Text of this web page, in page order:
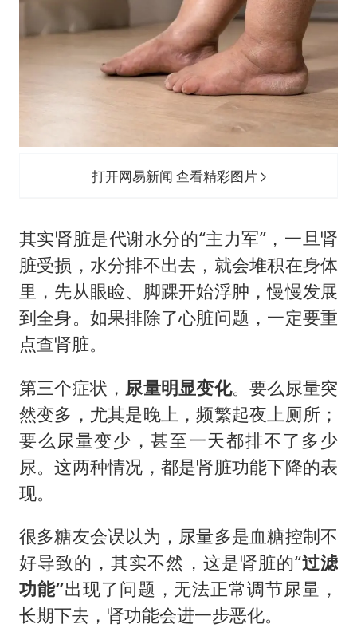
打开网易新闻 查看精彩图片
其实肾脏是代谢水分的“主力军”，一旦肾
脏受损，水分排不出去，就会堆积在身体
里，先从眼睑、脚踝开始浮肿，慢慢发展
到全身。如果排除了心脏问题，一定要重
点查肾脏。
第三个症状， 尿量明显变化。要么尿量突
然变多，尤其是晚上，频繁起夜上厕所；
要么尿量变少，甚至一天都排不了多少
尿。这两种情况，都是肾脏功能下降的表
现。
很多糖友会误以为，尿量多是血糖控制不
好导致的，其实不然，这是肾脏的“过滤
功能”出现了问题，无法正常调节尿量，
长期下去，肾功能会进一步恶化。